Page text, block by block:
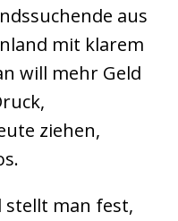
aus
mit klarem
will mehr Geld
ziehen,
man fest,